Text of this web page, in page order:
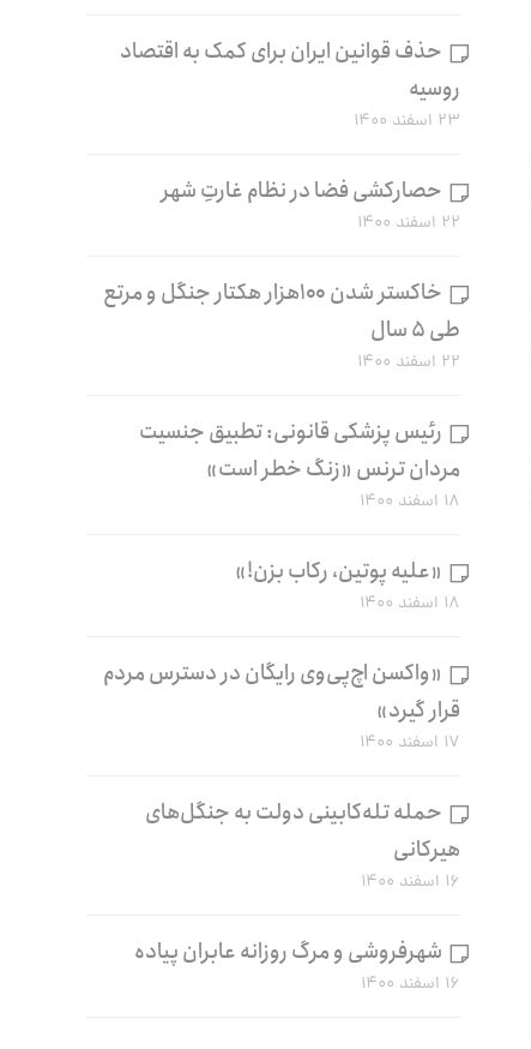
حذف قوانین ایران برای کمک به اقتصاد
روسیه
۲۳ اسفند ۱۴۰۰
حصارکشی فضا در نظام غارتِ شهر
۲۲ اسفند ۱۴۰۰
خاکستر شدن ۱۰۰هزار هکتار جنگل و مرتع
طی ۵ سال
۲۲ اسفند ۱۴۰۰
رئیس پزشکی قانونی: تطبیق جنسیت
مردان ترنس «زنگ خطر است»
۱۸ اسفند ۱۴۰۰
«علیه پوتین، رکاب بزن!»
۱۸ اسفند ۱۴۰۰
«واکسن اچ‌پی‌وی رایگان در دسترس مردم
قرار گیرد»
۱۷ اسفند ۱۴۰۰
حمله تله‌کابینی دولت به جنگل‌های
هیرکانی
۱۶ اسفند ۱۴۰۰
شهرفروشی و مرگ روزانه عابران پیاده
۱۶ اسفند ۱۴۰۰